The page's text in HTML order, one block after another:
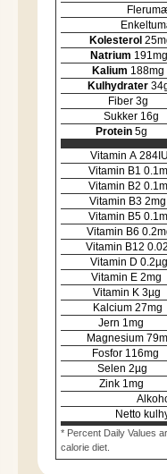
Kolesterol 25
Natrium 191mg
Kalium 188mg
Kulhydrater 34
Fiber 3g
Sukker 16g
Protein 5g
Vitamin A 284IU
Vitamin B1 0.1
Vitamin B2 0.1
Vitamin B3 2mg
Vitamin B5 0.1
Vitamin B6 0.2
Vitamin B12
Vitamin D 0.2µg
Vitamin E 2mg
Vitamin K 3µg
Kalcium 27mg
Jern 1mg
Magnesium 79
Fosfor 116mg
Selen 2µg
Zink 1 mg
Netto
* Percent Daily Values
calorie diet.